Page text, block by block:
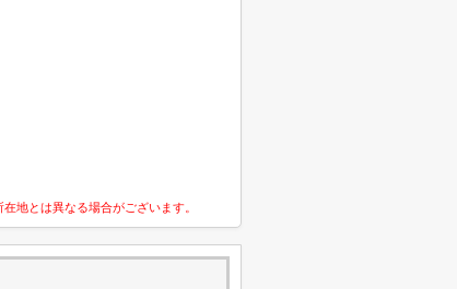
地とは異なる場合がございます。